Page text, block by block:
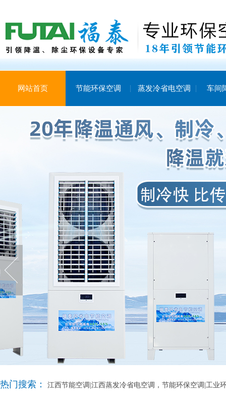
网站首页 节能环保空调 蒸发冷省电空调 车间
热门搜索： 江西节能空调|江西蒸发冷省电空调，节能环保空调|工业